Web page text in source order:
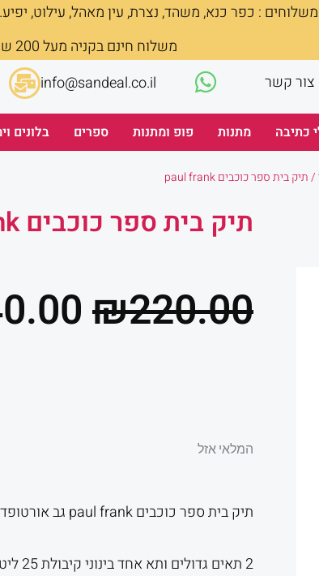
משלוחים : כפר כנא, משהד, נצרת, עין מאהל, עילוט,
משלוח חינם בקניה מעל 200 שח
צור קשר info@sandeal.co.il
כתיבה מתנות פופ ומתנות ספרים בלונים
/ תיק בית ספר כוכבים paul frank
תיק בית ספר כוכבים paul frank
₪220.00
המלאי אזל
תיק בית ספר כוכבים paul frank גב אורטופדי
2 תאים גדולים ותא אחד בינוני קיבולת 25 ליטר